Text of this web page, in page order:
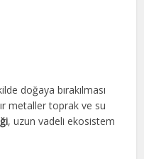
doğaya bırakılması
metaller toprak ve su
, uzun vadeli ekosistem